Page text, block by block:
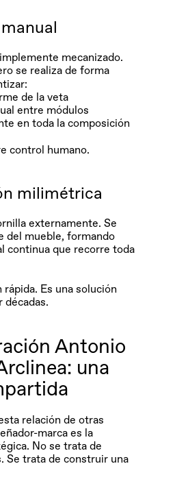
mecanizado.
de la veta
entre módulos
en toda la composición
control humano.
milimétrica
externamente. Se
del mueble, formando
continua que recorre toda
Es una solución
décadas.
Antonio
una
relación de otras
marca es la
No se trata de
Se trata de construir una